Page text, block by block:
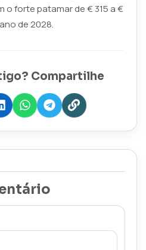
o forte patamar de € 315 a €
de 2028.
Compartilhe